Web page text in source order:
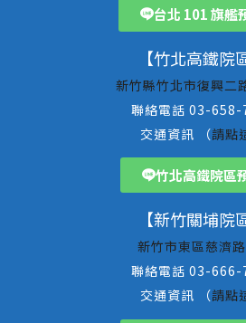
台北 101 旗艦
【竹北高鐵院
新竹縣竹北市復興二
聯絡電話 03-658-
交通資訊 （請點
竹北高鐵院區
【新竹關埔院
新竹市東區慈濟
聯絡電話 03-666-
交通資訊 （請點